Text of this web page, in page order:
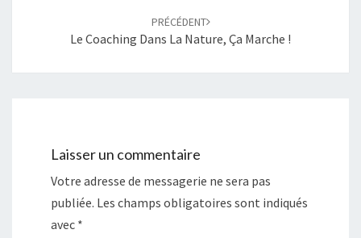
PRÉCÉDENT
Le Coaching Dans La Nature, Ça Marche !
Laisser un commentaire
Votre adresse de messagerie ne sera pas
publiée. Les champs obligatoires sont indiqués
avec *